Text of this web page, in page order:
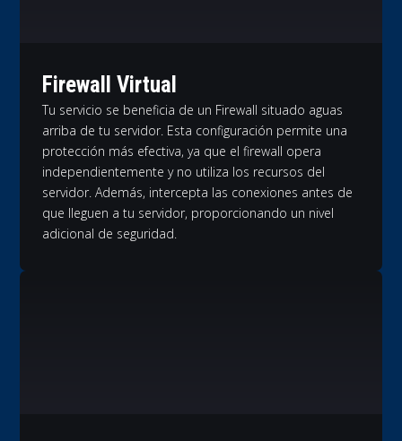
Firewall Virtual
Tu servicio se beneficia de un Firewall situado aguas
arriba de tu servidor. Esta configuración permite una
protección más efectiva, ya que el firewall opera
independientemente y no utiliza los recursos del
servidor. Además, intercepta las conexiones antes de
que lleguen a tu servidor, proporcionando un nivel
adicional de seguridad.